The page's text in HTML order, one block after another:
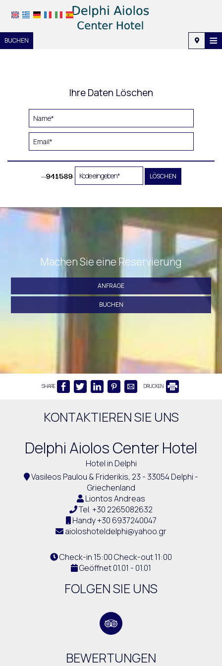
≡
BUCHEN
Unterkunft
Nachfrage
Kontakt
Ihre Daten Löschen
LÖSCHEN
Machen Sie eine Reservierung
ANFRAGE
BUCHEN
SHARE DRUCKEN
KONTAKTIEREN SIE UNS
Delphi Aiolos Center Hotel
Hotel in Delphi
Vasileos Paulou & Friderikis, 23 - 33054 Delphi -
Griechenland
Liontos Andreas
Tel.+30 2265082632
Handy+30 6937240047
aioloshoteldelphi@yahoo.gr
Check-in 15:00 Check-out 11:00
Geöffnet 01.01 - 01.01
FOLGEN SIE UNS
BEWERTUNGEN